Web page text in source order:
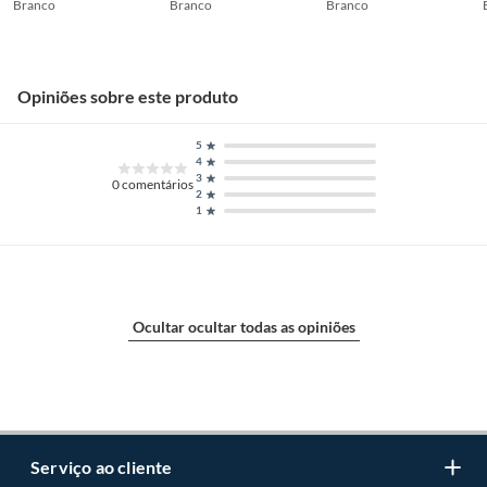
Branco
Branco Branco
Opiniões sobre este produto
0comentários
1
2
3
4
5
Ocultar ocultar todas as opiniões
Serviço ao cliente